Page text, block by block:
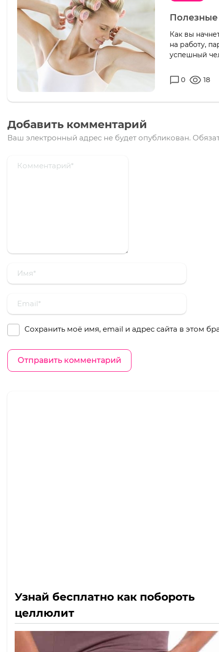
Полезные
Как вы
на работу,
успешный
0 18
Добавить комментарий
Ваш электронный адрес не будет опубликован.
Сохранить моё имя, email и адрес сайта в этом
Узнай бесплатно как побороть
целлюлит